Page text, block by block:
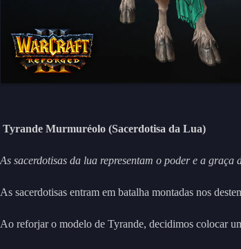
Tyrande Murmuréolo (Sacerdotisa da Lua)
As sacerdotisas da lua representam o poder e a
As sacerdotisas entram em batalha montadas nos
Ao reforjar o modelo de Tyrande, decidimos colocar